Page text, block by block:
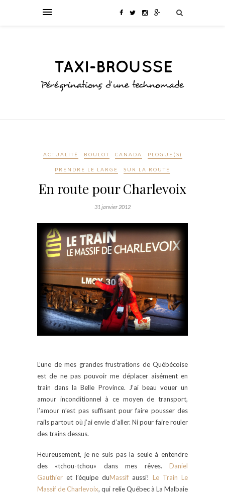
ACTUALITÉ BOULOT CANADA PLOGUE(S)
PRENDRE LE LARGE SUR LA ROUTE
En route pour Charlevoix
31 janvier 2012
L’une de mes grandes frustrations de Québécoise
est de ne pas pouvoir me déplacer aisément en
train dans la Belle Province. J’ai beau vouer un
amour inconditionnel à ce moyen de transport,
l’amour n’est pas suffisant pour faire pousser des
rails partout où j’ai envie d’aller. Ni pour faire rouler
des trains dessus.
Heureusement, je ne suis pas la seule à entendre
des «tchou-tchou» dans mes rêves. Daniel
Gauthier et l’équipe duMassif aussi! Le Train Le
Massif de Charlevoix, qui relie Québec à La Malbaie